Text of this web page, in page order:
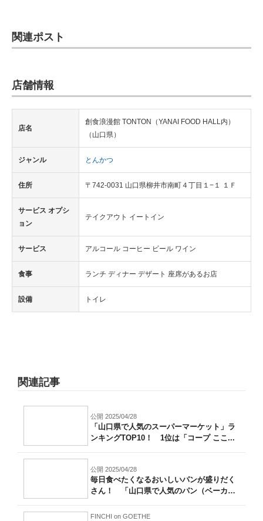
関連ポスト
店舗情報
店名
創食浪漫館 TONTON（YANAI FOOD HALL内）
（山口県）
ジャンル とんかつ
住所 〒742-0031 山口県柳井市南町４丁目１−１ １Ｆ
サービス オプシ
ョン
テイクアウト イートイン
サービス アルコール コーヒー ビール ワイン
食事 ランチ ディナー デザート 座席があるお店
設備 トイレ
関連記事
公開 2025/04/28
「山口県で人気のスーパーマーケット」ラ
ンキングTOP10！ 1位は「コープ ここ...
公開 2025/04/28
毎日食べたくなるおいしいパンが盛りだく
さん！ 「山口県で人気のパン（ベーカリ
FINCHI on GOETHE